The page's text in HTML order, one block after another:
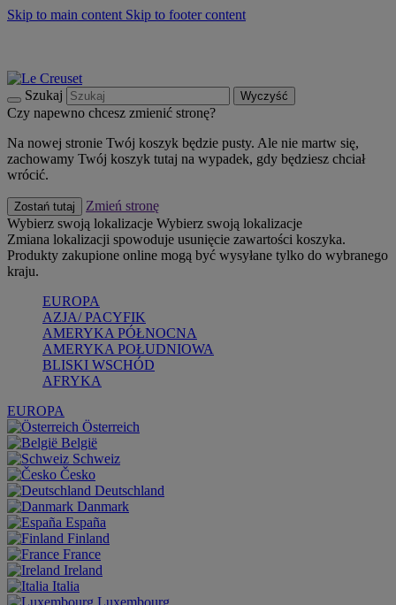
Skip to main content Skip to footer content
Szukaj Wyczyść
Czy napewno chcesz zmienić stronę?
Na nowej stronie Twój koszyk będzie pusty. Ale nie martw się,
zachowamy Twój koszyk tutaj na wypadek, gdy będziesz chciał
wrócić.
Zostań tutaj
Zmień stronę
Wybierz swoją lokalizacje Wybierz swoją lokalizacje
Zmiana lokalizacji spowoduje usunięcie zawartości koszyka.
Produkty zakupione online mogą być wysyłane tylko do wybranego
kraju.
EUROPA
AZJA/ PACYFIK
AMERYKA PÓŁNOCNA
AMERYKA POŁUDNIOWA
BLISKI WSCHÓD
AFRYKA
EUROPA
Österreich
België
Schweiz
Česko
Deutschland
Danmark
España
Finland
France
Ireland
Italia
Luxembourg